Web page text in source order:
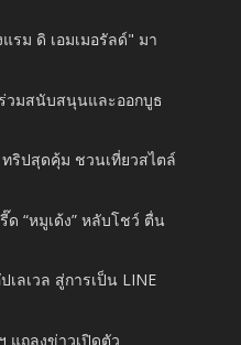
รม ดิ เอมเมอรัลด์" มา
วมสนับสนุนและออกบูธ
ริปสุดคุ้ม ชวนเที่ยวสไตล์
ด “หมูเด้ง” หลับโชว์ ตื่น
เลเวล สู่การเป็น LINE
แถลงข่าวเปิดตัว